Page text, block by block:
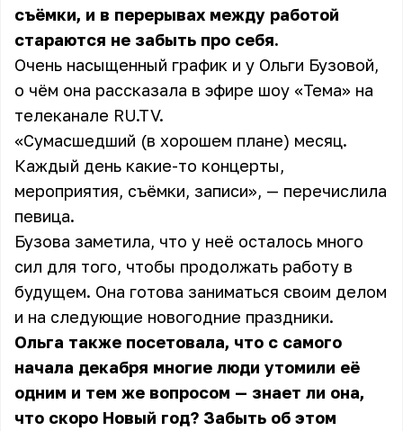
съёмки, и в перерывах между работой
стараются не забыть про себя.
Очень насыщенный график и у Ольги Бузовой,
о чём она рассказала в эфире шоу «Тема» на
телеканале RU.TV.
«Сумасшедший (в хорошем плане) месяц.
Каждый день какие-то концерты,
мероприятия, съёмки, записи», — перечислила
певица.
Бузова заметила, что у неё осталось много
сил для того, чтобы продолжать работу в
будущем. Она готова заниматься своим делом
и на следующие новогодние праздники.
Ольга также посетовала, что с самого
начала декабря многие люди утомили её
одним и тем же вопросом — знает ли она,
что скоро Новый год? Забыть об этом